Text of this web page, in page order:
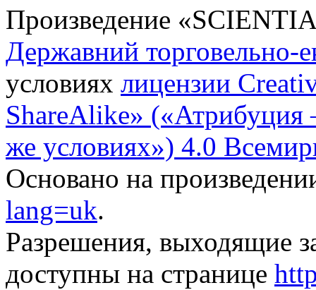
Произведение «
Державний торговельно-
условиях лицензии
ShareAlike»
же условиях») 4.0
Основано на
lang=uk.
Разрешения, выходящие
доступны на странице